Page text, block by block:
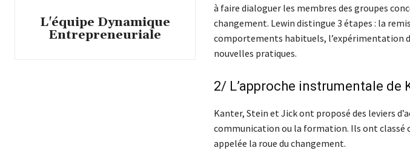
L'équipe Dynamique
Entrepreneuriale
à faire dialoguer les membres des groupes
changement. Lewin distingue 3 étapes : la
comportements habituels, l’expérimentation
nouvelles pratiques.
2/ L’approche instrumentale de
Kanter, Stein et Jick ont proposé des leviers
communication ou la formation. Ils ont classé
appelée la roue du changement.